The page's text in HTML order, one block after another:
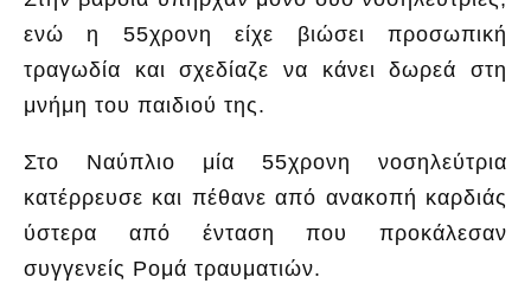
ενώ η 55χρονη είχε βιώσει προσωπική
τραγωδία και σχεδίαζε να κάνει δωρεά στη
μνήμη του παιδιού της.
Στο Ναύπλιο μία 55χρονη νοσηλεύτρια
κατέρρευσε και πέθανε από ανακοπή καρδιάς
ύστερα από ένταση που προκάλεσαν
συγγενείς Ρομά τραυματιών.